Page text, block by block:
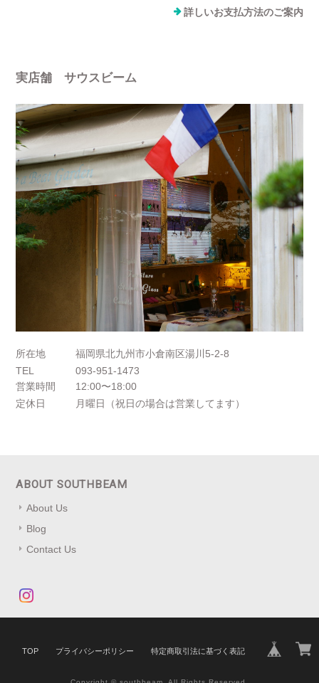
詳しいお支払方法のご案内
実店舗 サウスビーム
所在地
福岡県北九州市小倉南区湯川5-2-8
TEL
093-951-1473
営業時間
12:00〜18:00
定休日
月曜日（祝日の場合は営業してます）
ABOUT SOUTHBEAM
About Us
Blog
Contact Us
TOP プライバシーポリシー 特定商取引法に基づく表記